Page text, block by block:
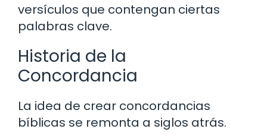
versículos que contengan ciertas
palabras clave.
Historia de la
Concordancia
La idea de crear concordancias
bíblicas se remonta a siglos atrás.